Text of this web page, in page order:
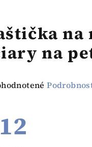
na
na